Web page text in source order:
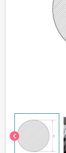
chevron_left